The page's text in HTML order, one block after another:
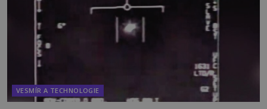
VESMÍR A TECHNOLOGIE